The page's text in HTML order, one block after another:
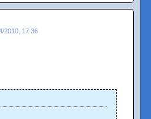
2010, 17:36